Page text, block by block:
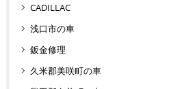
CADILLAC
浅口市の車
鈑金修理
久米郡美咲町の車